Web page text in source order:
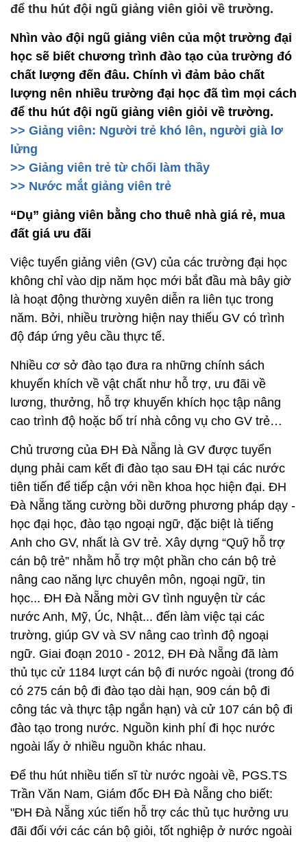
để thu hút đội ngũ giảng viên giỏi về trường.
Nhìn vào đội ngũ giảng viên của một trường đại
học sẽ biết chương trình đào tạo của trường đó
chất lượng đến đâu. Chính vì đảm bảo chất
lượng nên nhiều trường đại học đã tìm mọi cách
để thu hút đội ngũ giảng viên giỏi về trường.
>> Giảng viên: Người trẻ khó lên, người già lơ
lửng
>> Giảng viên trẻ từ chối làm thầy
>> Nước mắt giảng viên trẻ
“Dụ” giảng viên bằng cho thuê nhà giá rẻ, mua
đất giá ưu đãi
Việc tuyển giảng viên (GV) của các trường đại học
không chỉ vào dịp năm học mới bắt đầu mà bây giờ
là hoạt động thường xuyên diễn ra liên tục trong
năm. Bởi, nhiều trường hiện nay thiếu GV có trình
độ đáp ứng yêu cầu thực tế.
Nhiều cơ sở đào tạo đưa ra những chính sách
khuyến khích về vật chất như hỗ trợ, ưu đãi về
lương, thưởng, hỗ trợ khuyến khích học tập nâng
cao trình độ hoặc bố trí nhà công vụ cho GV trẻ…
Chủ trương của ĐH Đà Nẵng là GV được tuyển
dụng phải cam kết đi đào tạo sau ĐH tại các nước
tiên tiến để tiếp cận với nền khoa học hiện đại. ĐH
Đà Nẵng tăng cường bồi dưỡng phương pháp dạy -
học đại học, đào tạo ngoại ngữ, đặc biệt là tiếng
Anh cho GV, nhất là GV trẻ. Xây dựng “Quỹ hỗ trợ
cán bộ trẻ” nhằm hỗ trợ một phần cho cán bộ trẻ
nâng cao năng lực chuyên môn, ngoại ngữ, tin
học... ĐH Đà Nẵng mời GV tình nguyện từ các
nước Anh, Mỹ, Úc, Nhật... đến làm việc tại các
trường, giúp GV và SV nâng cao trình độ ngoại
ngữ. Giai đoạn 2010 - 2012, ĐH Đà Nẵng đã làm
thủ tục cử 1184 lượt cán bộ đi nước ngoài (trong đó
có 275 cán bộ đi đào tạo dài hạn, 909 cán bộ đi
công tác và thực tập ngắn hạn) và cử 107 cán bộ đi
đào tạo trong nước. Nguồn kinh phí đi học nước
ngoài lấy ở nhiều nguồn khác nhau.
Để thu hút nhiều tiến sĩ từ nước ngoài về, PGS.TS
Trần Văn Nam, Giám đốc ĐH Đà Nẵng cho biết:
"ĐH Đà Nẵng xúc tiến hỗ trợ các thủ tục hưởng ưu
đãi đối với các cán bộ giỏi, tốt nghiệp ở nước ngoài